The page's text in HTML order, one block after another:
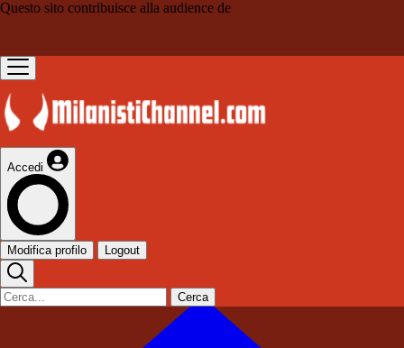
Questo sito contribuisce alla audience de
Accedi
Modifica profilo Logout
Cerca